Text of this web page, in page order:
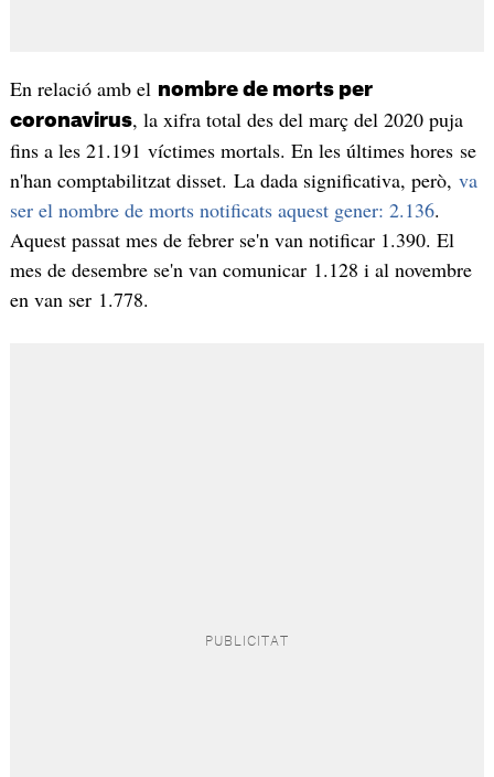
En relació amb el nombre de morts per
coronavirus, la xifra total des del març del 2020 puja
fins a les 21.191 víctimes mortals. En les últimes hores se
n'han comptabilitzat disset. La dada significativa, però, va
ser el nombre de morts notificats aquest gener: 2.136.
Aquest passat mes de febrer se'n van notificar 1.390. El
mes de desembre se'n van comunicar 1.128 i al novembre
en van ser 1.778.